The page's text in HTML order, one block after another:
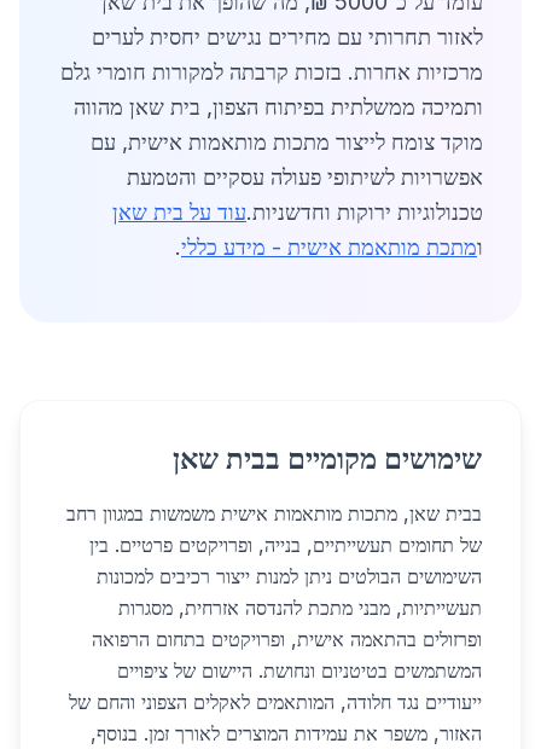
לאזור תחרותי עם מחירים נגישים יחסית לערים
מרכזיות אחרות. בזכות קרבתה למקורות חומרי גלם
ותמיכה ממשלתית בפיתוח הצפון, בית שאן מהווה
מוקד צומח לייצור מתכות מותאמות אישית, עם
אפשרויות לשיתופי פעולה עסקיים והטמעת
טכנולוגיות ירוקות וחדשניות.עוד על בית שאן
ומתכת מותאמת אישית - מידע כללי.
שימושים מקומיים בבית שאן
בבית שאן, מתכות מותאמות אישית משמשות במגוון רחב
של תחומים תעשייתיים, בנייה, ופרויקטים פרטיים. בין
השימושים הבולטים ניתן למנות ייצור רכיבים למכונות
תעשייתיות, מבני מתכת להנדסה אזרחית, מסגרות
ופרזולים בהתאמה אישית, ופרויקטים בתחום הרפואה
המשתמשים בטיטניום ונחושת. היישום של ציפויים
ייעודיים נגד חלודה, המותאמים לאקלים הצפוני והחם של
האזור, משפר את עמידות המוצרים לאורך זמן. בנוסף,